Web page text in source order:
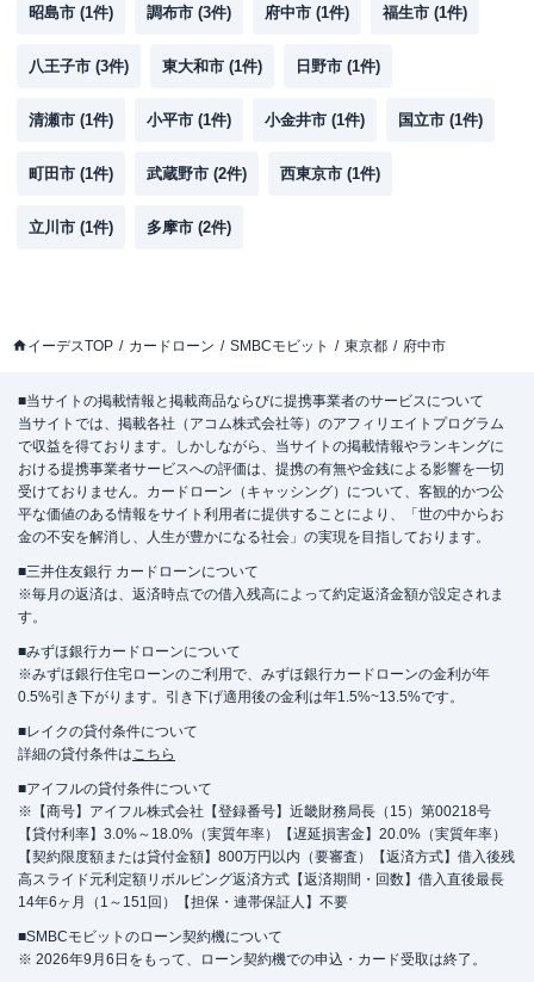
昭島市 (1件) 調布市 (3件) 府中市 (1件) 福生市 (1件)
八王子市 (3件) 東大和市 (1件) 日野市 (1件)
清瀬市 (1件) 小平市 (1件) 小金井市 (1件) 国立市 (1件)
町田市 (1件) 武蔵野市 (2件) 西東京市 (1件)
立川市 (1件) 多摩市 (2件)
イーデスTOP カードローン SMBCモビット 東京都 府中市
■当サイトの掲載情報と掲載商品ならびに提携事業者のサービスについて
当サイトでは、掲載各社（アコム株式会社等）のアフィリエイトプログラム
で収益を得ております。しかしながら、当サイトの掲載情報やランキングに
おける提携事業者サービスへの評価は、提携の有無や金銭による影響を一切
受けておりません。カードローン（キャッシング）について、客観的かつ公
平な価値のある情報をサイト利用者に提供することにより、「世の中からお
金の不安を解消し、人生が豊かになる社会」の実現を目指しております。
■三井住友銀行 カードローンについて
※毎月の返済は、返済時点での借入残高によって約定返済金額が設定されま
す。
■みずほ銀行カードローンについて
※みずほ銀行住宅ローンのご利用で、みずほ銀行カードローンの金利が年
0.5%引き下がります。引き下げ適用後の金利は年1.5%~13.5%です。
■レイクの貸付条件について
詳細の貸付条件はこちら
■アイフルの貸付条件について
※【商号】アイフル株式会社【登録番号】近畿財務局長（15）第00218号
【貸付利率】3.0%～18.0%（実質年率）【遅延損害金】20.0%（実質年率）
【契約限度額または貸付金額】800万円以内（要審査）【返済方式】借入後残
高スライド元利定額リボルビング返済方式【返済期間・回数】借入直後最長
14年6ヶ月（1～151回）【担保・連帯保証人】不要
■SMBCモビットのローン契約機について
※ 2026年9月6日をもって、ローン契約機での申込・カード受取は終了。